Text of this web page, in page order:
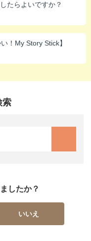
たらよいですか？
！My Story Stick】
索
したか？
いいえ